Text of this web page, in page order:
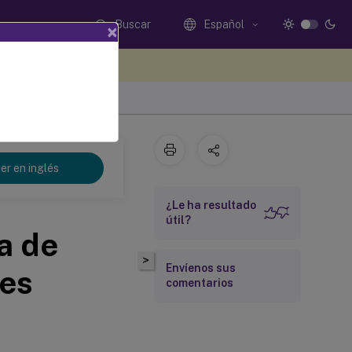
Buscar Español
en inglés
de
>
¿Le ha resultado
útil?
Envíenos sus
comentarios
×